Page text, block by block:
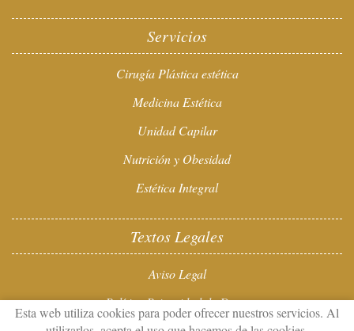
Esta web utiliza cookies para poder ofrecer nuestros servicios. Al
Servicios
Cirugía Plástica estética
Medicina Estética
Unidad Capilar
Nutrición y Obesidad
Estética Integral
Textos Legales
Aviso Legal
Política Privacidad de Datos